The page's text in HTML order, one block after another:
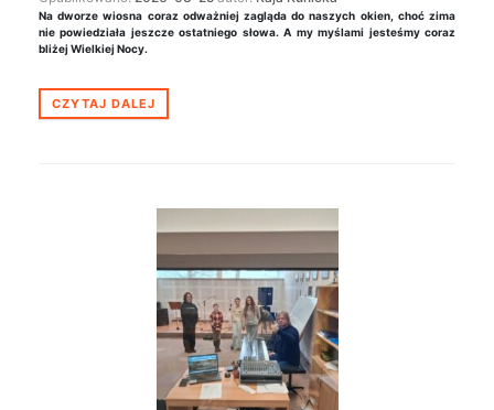
Na dworze wiosna coraz odważniej zagląda do naszych okien, choć zima
nie powiedziała jeszcze ostatniego słowa. A my myślami jesteśmy coraz
bliżej Wielkiej Nocy.
CZYTAJ DALEJ